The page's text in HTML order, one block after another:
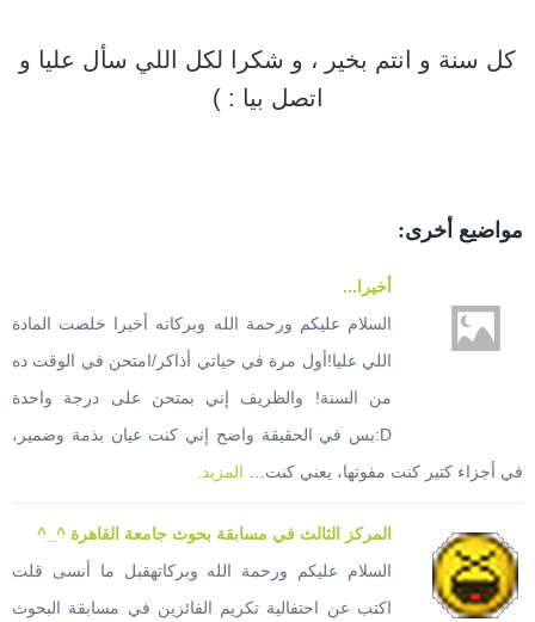
كل سنة و انتم بخير ، و شكرا لكل اللي سأل عليا و
اتصل بيا : )
مواضيع أخرى:
أخيرا...
السلام عليكم ورحمة الله وبركاته أخيرا خلصت المادة
اللي عليا!أول مرة في حياتي أذاكر/امتحن في الوقت ده
من السنة! والظريف إني بمتحن على درجة واحدة
D:بس في الحقيقة واضح إني كنت عيان بذمة وضمير،
في أجزاء كتير كنت مفوتها، يعني كنت… المزيد.
المركز الثالث في مسابقة بحوث جامعة القاهرة ^_^
السلام عليكم ورحمة الله وبركاتهقبل ما أنسى قلت
اكتب عن احتفالية تكريم الفائزين في مسابقة البحوث